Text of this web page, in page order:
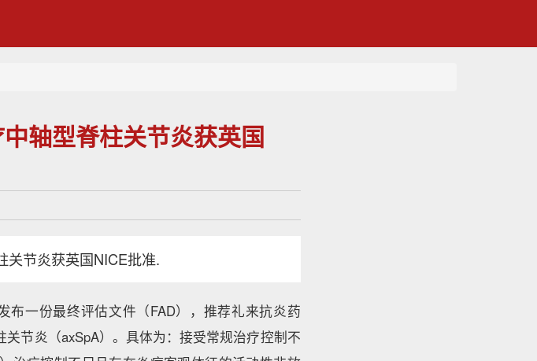
轴型脊柱关节炎获英国
关节炎获英国NICE批准.
布一份最终评估文件（FAD），推荐礼来抗炎药
节炎（axSpA）。具体为：接受常规治疗控制不